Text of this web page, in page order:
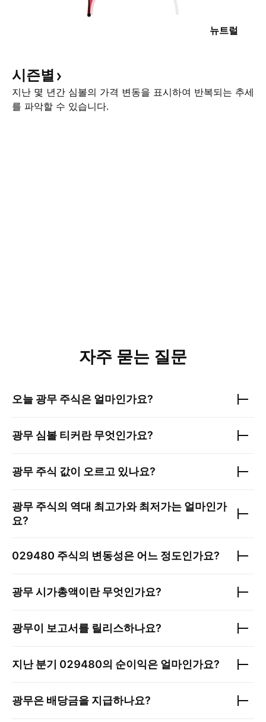
뉴트럴
시즌별
지난 몇 년간 심볼의 가격 변동을 표시하여 반복되는 추세
를 파악할 수 있습니다.
자주 묻는 질문
오늘 광무 주식은 얼마인가요?
광무 심볼 티커란 무엇인가요?
광무 주식 값이 오르고 있나요?
광무 주식의 역대 최고가와 최저가는 얼마인가
요?
029480 주식의 변동성은 어느 정도인가요?
광무시가총액이란 무엇인가요?
광무이 보고서를 릴리스하나요?
지난 분기 029480의 순이익은 얼마인가요?
광무은 배당금을 지급하나요?